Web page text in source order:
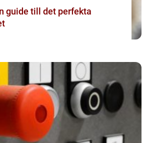
guide till det perfekta